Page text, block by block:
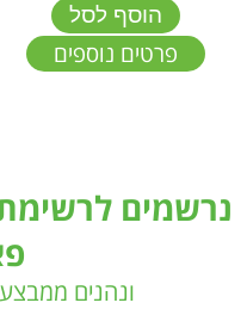
הוסף לסל
פרטים נוספים
נרשמים
ונהנים